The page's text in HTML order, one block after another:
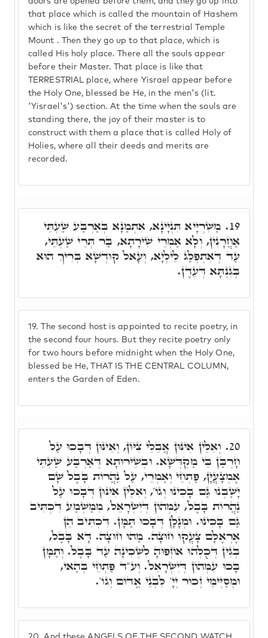
that place which is called the mountain of Hashem
which is like the secret of the terrestrial Temple
Mount . Then they go up to that place, which is
called His holy place. There all the souls appear
before their Master. That place is like that
TERRESTRIAL place, where Yisrael appear before
the Holy One, blessed be He, in the men's (lit.
'Yisrael's') section. At the time when the souls are
standing there, the joy of their master is to
construct with them a place that is called Holy of
Holies, where all their deeds and merits are
recorded.
19. The second host is appointed to recite poetry, in
the second four hours. But they recite poetry only
for two hours before midnight when the Holy One,
blessed be He, THAT IS THE CENTRAL COLUMN,
enters the Garden of Eden.
19. מַשִּׁרְיָיא תִּנְיָינָא, אִתְמַנָּא בְּאַרְבַּע שַׁעְתֵּי
אַחֲרָנִין, וְלָא אַמְרֵי שִׁירָתָא, בַּר תְּרֵי שַׁעְתֵּי,
עַד דְּאִתְפְּלַג לֵילְיָא, וְעָאל קוּדְשָׁא בְּרִיךְ הוּא
בְּגִנְתָּא דְּעֵדֶן.
20. וְאִלֵּין אִינּוּן אֲבֵלֵי צִיּוֹן, וְאִינּוּן דְּבָכוּ עַל
חָרְבַּן בֵּי מַקְדְּשָׁא. וּבְשֵׁירוּתָא דְּאַרְבַּע שַׁעְתֵּי
אֶמְצָעֲיָּן, פַּתְחֵי וְאַמְרֵי, עַל נַהֲרוֹת בָּבֶל שָׁם
יָשַׁבְנוּ גַּם בָּכִינוּ וְגוֹ', וְאִלֵּין אִינּוּן דְּבָכוּ עַל
נַהֲרוֹת בָּבֶל, עִמְּהוֹן דְּיִשְׂרָאֵל, מִמַּשְׁמַע דִּכְתִּיב
גַּם בָּכִינוּ. וּמְנָלָן דְּבָכוּ תַּמָּן. דִּכְתִּיב הֵן
אֶרְאֶלָּם צָעֲקוּ חוּצָה. מַהוּ חוּצָה. דָּא בָּבֶל,
בְּגִין דְּכֻלְּהוּ אוֹזְפוּהָ לִשְׁכִינָה עַד בָּבֶל. וְתַמָּן
בָּכוּ עִמְּהוֹן דְּיִשְׂרָאֵל. וְע"ד פַּתְחֵי בְּהַאי,
וּמְסַיְּימֵי זְכוֹר יְיָ' לִבְנֵי אֱדוֹם וְגוֹ'.